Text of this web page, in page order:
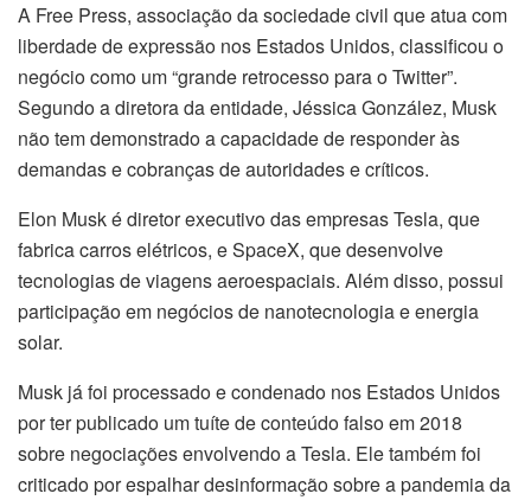
A Free Press, associação da sociedade civil que atua com
liberdade de expressão nos Estados Unidos, classificou o
negócio como um “grande retrocesso para o Twitter”.
Segundo a diretora da entidade, Jéssica González, Musk
não tem demonstrado a capacidade de responder às
demandas e cobranças de autoridades e críticos.
Elon Musk é diretor executivo das empresas Tesla, que
fabrica carros elétricos, e SpaceX, que desenvolve
tecnologias de viagens aeroespaciais. Além disso, possui
participação em negócios de nanotecnologia e energia
solar.
Musk já foi processado e condenado nos Estados Unidos
por ter publicado um tuíte de conteúdo falso em 2018
sobre negociações envolvendo a Tesla. Ele também foi
criticado por espalhar desinformação sobre a pandemia da